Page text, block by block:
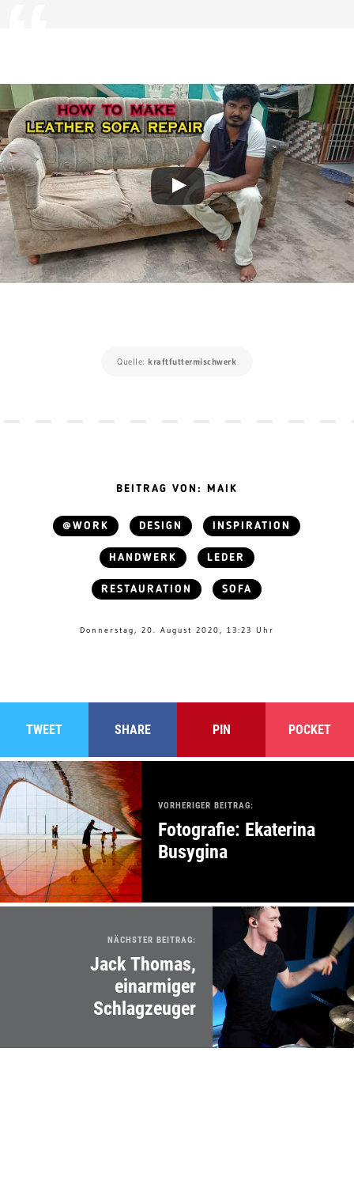
Quelle: kraftfuttermischwerk
BEITRAG VON: MAIK
@WORK DESIGN INSPIRATION
HANDWERK LEDER
RESTAURATION SOFA
Donnerstag, 20. August 2020, 13:23 Uhr
TWEET SHARE PIN POCKET
VORHERIGER BEITRAG:
Fotografie: Ekaterina
Busygina
NÄCHSTER BEITRAG:
Jack Thomas,
einarmiger
Schlagzeuger